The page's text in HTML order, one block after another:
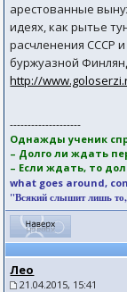
арестованные
идеях, как рытье
расчленения СССР
буржуазной
http://
--------------------
Однажды ученик
– Долго ли ждать
– Если ждать, то
what goes around,
"Всякий слышит лишь
Лео
21.04.2015, 15:41